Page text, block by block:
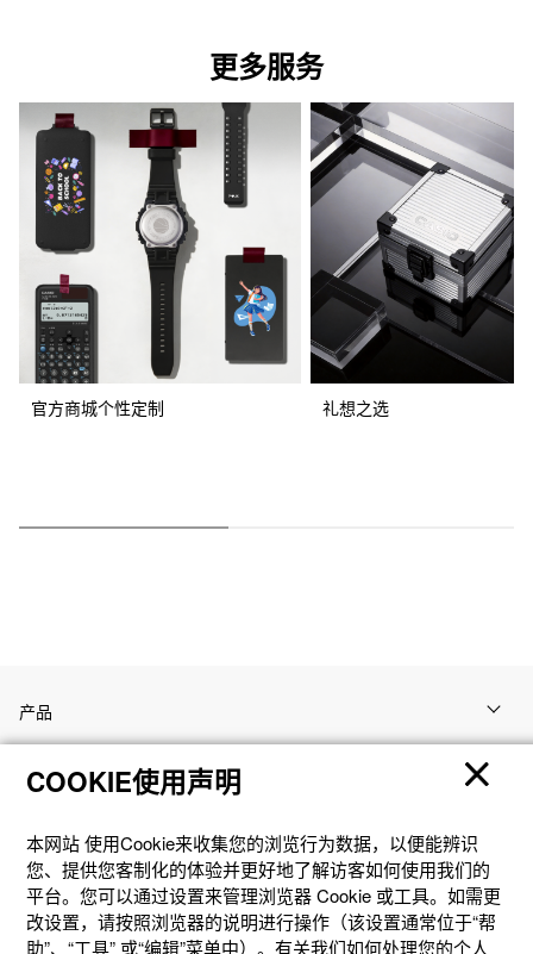
更多服务
官方商城个性定制 礼想之选
产品
客户支持
资讯
社交媒体
COOKIE使用声明
本网站 使⽤Cookie来收集您的浏览⾏为数据，以便能辨识
您、提供您客制化的体验并更好地了解访客如何使⽤我们的
平台。您可以通过设置来管理浏览器 Cookie 或⼯具。如需更
改设置，请按照浏览器的说明进⾏操作（该设置通常位于“帮
助”、“⼯具” 或“编辑”菜单中）。有关我们如何处理您的个⼈